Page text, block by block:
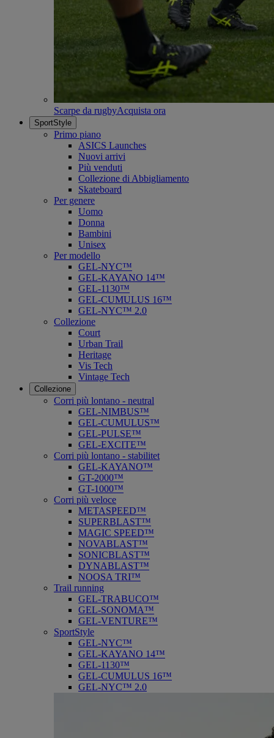
Scarpe da rugbyAcquista ora
SportStyle
Primo piano
ASICS Launches
Nuovi arrivi
Più venduti
Collezione di Abbigliamento
Skateboard
Per genere
Uomo
Donna
Bambini
Unisex
Per modello
GEL-NYC™
GEL-KAYANO 14™
GEL-1130™
GEL-CUMULUS 16™
GEL-NYC™ 2.0
Collezione
Court
Urban Trail
Heritage
Vis Tech
Vintage Tech
Collezione
Corri più lontano - neutral
GEL-NIMBUS™
GEL-CUMULUS™
GEL-PULSE™
GEL-EXCITE™
Corri più lontano - stabilitet
GEL-KAYANO™
GT-2000™
GT-1000™
Corri più veloce
METASPEED™
SUPERBLAST™
MAGIC SPEED™
NOVABLAST™
SONICBLAST™
DYNABLAST™
NOOSA TRI™
Trail running
GEL-TRABUCO™
GEL-SONOMA™
GEL-VENTURE™
SportStyle
GEL-NYC™
GEL-KAYANO 14™
GEL-1130™
GEL-CUMULUS 16™
GEL-NYC™ 2.0